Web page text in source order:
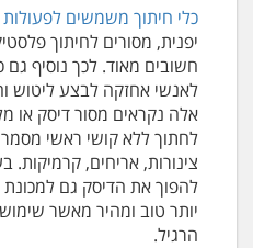
כלי חיתוך משמשים
יפנית, מסורים לחיתוך
חשובים מאוד. לכך נוסיף
לאנשי אחזקה לבצע ליטוש
אלה נקראים מסור דיסק
לחתוך ללא קושי ראשי
צינורות, אריחים,
להפוך את הדיסק גם
יותר טוב ומהיר מאשר
הרגיל.